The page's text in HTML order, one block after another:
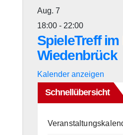
Aug. 7
18:00- 22:00
SpieleTreff
Wiedenbrück
Kalender anzeigen
Schnellübersicht